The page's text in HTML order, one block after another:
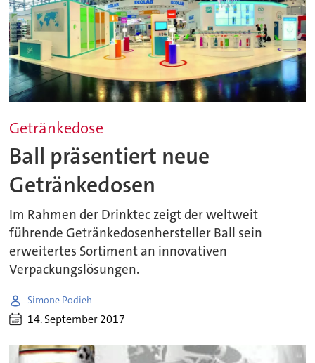
Getränkedose
Ball präsentiert neue
Getränkedosen
Im Rahmen der Drinktec zeigt der weltweit
führende Getränkedosenhersteller Ball sein
erweitertes Sortiment an innovativen
Verpackungslösungen.
Simone Podieh
14. September 2017